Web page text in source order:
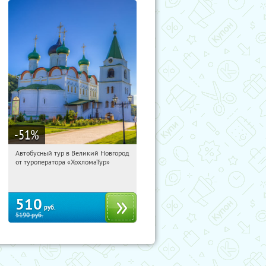
-51%
19:05:56 Купили:2
Автобусный тур в Великий Новгород
от туроператора «ХохломаТур»
510 руб.
5190руб.